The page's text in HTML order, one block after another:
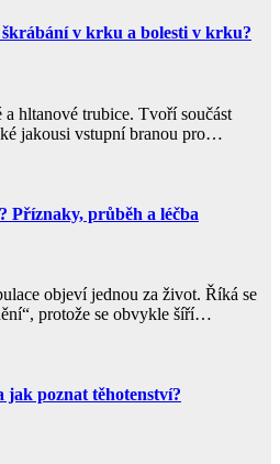
v krku a bolesti v krku?
hltanové trubice. Tvoří součást
jakousi vstupní branou pro…
Příznaky, průběh a léčba
objeví jednou za život. Říká se
protože se obvykle šíří…
poznat těhotenství?